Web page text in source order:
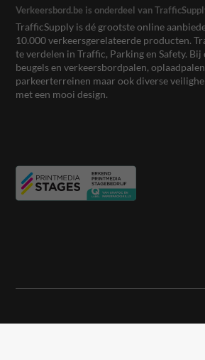
Verkeersbord.be is onderdeel van
TrafficSupply is dé grootste online
10.000 verkeersgerelateerde producten.
te verdelen in Traffic, Parking en Safety.
beugels en verkeersbordpalen,
parkeerterreinen maar ook diverse
met een mooi design.